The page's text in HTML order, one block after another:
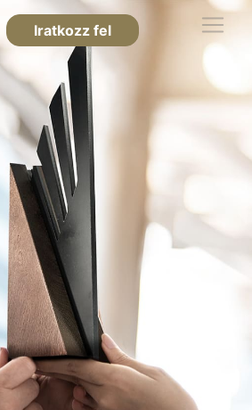
Iratkozz fel